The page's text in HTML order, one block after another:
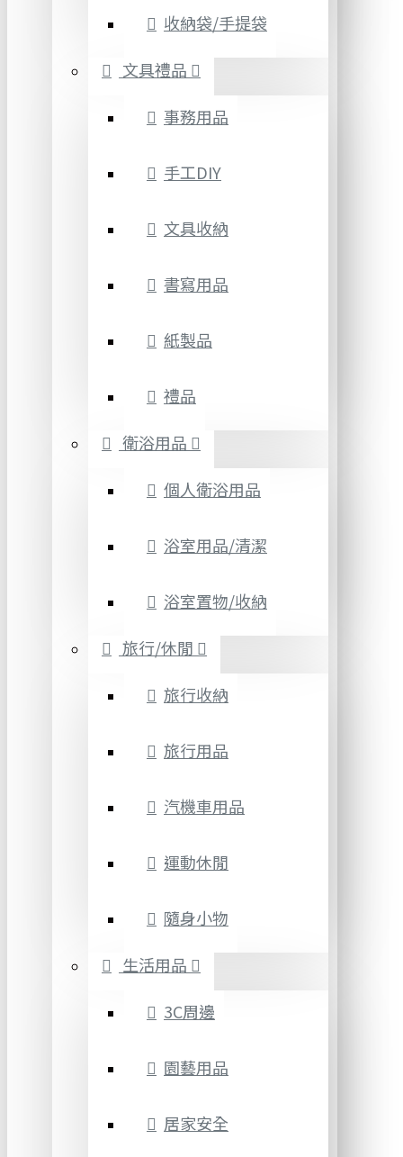
收納袋/手提袋
文具禮品
事務用品
手工DIY
文具收納
書寫用品
紙製品
禮品
衛浴用品
個人衛浴用品
浴室用品/清潔
浴室置物/收納
旅行/休閒
旅行收納
旅行用品
汽機車用品
運動休閒
隨身小物
生活用品
3C周邊
園藝用品
居家安全